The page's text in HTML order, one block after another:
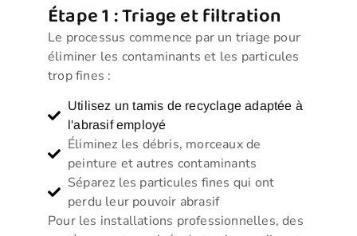
Étape 1 : Triage et filtration
Le processus commence par un triage pour
éliminer les contaminants et les particules
trop fines :
Utilisez un tamis de recyclage adaptée à
l'abrasif employé
Éliminez les débris, morceaux de
peinture et autres contaminants
Séparez les particules fines qui ont
perdu leur pouvoir abrasif
Pour les installations professionnelles, des